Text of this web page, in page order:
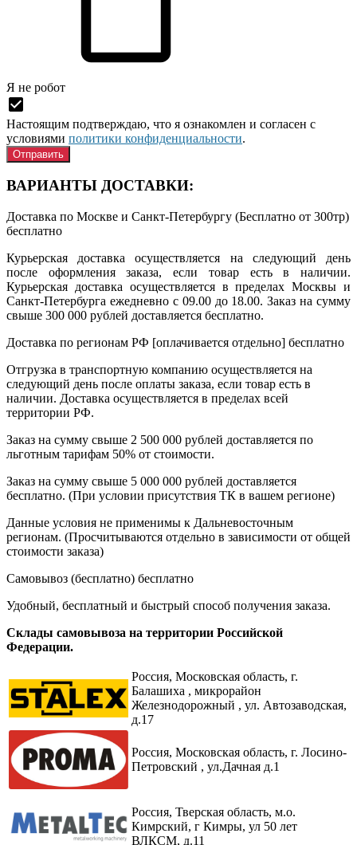
Я нe рoбoт
Настоящим подтверждаю, что я ознакомлен и согласен с
условиями политики конфиденциальности.
ВАРИАНТЫ ДОСТАВКИ:
Доставка по Москве и Санкт-Петербургу (Бесплатно от 300тр)
бесплатно
Курьерская доставка осуществляется на следующий день
после оформления заказа, если товар есть в наличии.
Курьерская доставка осуществляется в пределах Москвы и
Санкт-Петербурга ежедневно с 09.00 до 18.00. Заказ на сумму
свыше 300 000 рублей доставляется бесплатно.
Доставка по регионам РФ [оплачивается отдельно] бесплатно
Отгрузка в транспортную компанию осуществляется на
следующий день после оплаты заказа, если товар есть в
наличии. Доставка осуществляется в пределах всей
территории РФ.
Заказ на сумму свыше 2 500 000 рублей доставляется по
льготным тарифам 50% от стоимости.
Заказ на сумму свыше 5 000 000 рублей доставляется
бесплатно. (При условии присутствия ТК в вашем регионе)
Данные условия не применимы к Дальневосточным
регионам. (Просчитываются отдельно в зависимости от общей
стоимости заказа)
Самовывоз (бесплатно) бесплатно
Удобный, бесплатный и быстрый способ получения заказа.
Склады самовывоза на территории Российской
Федерации.
Россия, Московская область, г.
Балашиха , микрорайон
Железнодорожный , ул. Автозаводская,
д.17
Россия, Московская область, г. Лосино-
Петровский , ул.Дачная д.1
Россия, Тверская область, м.о.
Кимрский, г Кимры, ул 50 лет
ВЛКСМ, д.11